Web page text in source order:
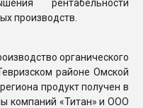
рентабельности
производств.
органического
районе Омской
продукт получен в
компаний «Титан» и ООО